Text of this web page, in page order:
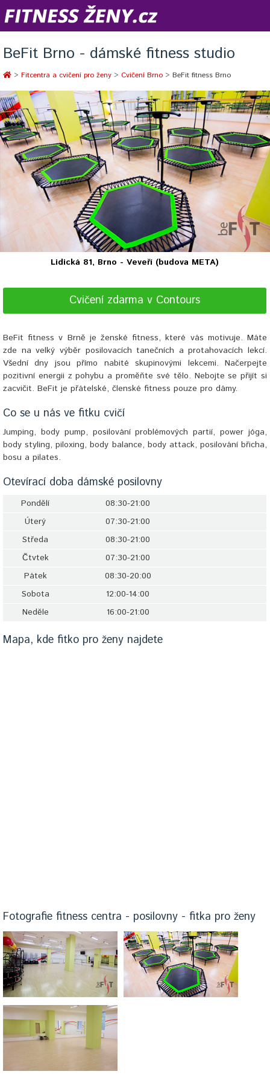
BeFit Brno - dámské fitness studio
> Fitcentra a cvičení pro ženy > Cvičení Brno > BeFit fitness Brno
Lidická 81, Brno - Veveří (budova META)
Cvičení zdarma v Contours
BeFit fitness v Brně je ženské fitness, které vás motivuje. Máte
zde na velký výběr posilovacích tanečních a protahovacích lekcí.
Všední dny jsou přímo nabité skupinovými lekcemi. Načerpejte
pozitivní energii z pohybu a proměňte své tělo. Nebojte se přijít si
zacvičit. BeFit je přátelské, členské fitness pouze pro dámy.
Co se u nás ve fitku cvičí
Jumping, body pump, posilování problémových partií, power jóga,
body styling, piloxing, body balance, body attack, posilování břicha,
bosu a pilates.
Otevírací doba dámské posilovny
Pondělí
08:30-21:00
Úterý
07:30-21:00
Středa
08:30-21:00
Čtvtek
07:30-21:00
Pátek
08:30-20:00
Sobota
12:00-14:00
Neděle
16:00-21:00
Mapa, kde fitko pro ženy najdete
Fotografie fitness centra - posilovny - fitka pro ženy